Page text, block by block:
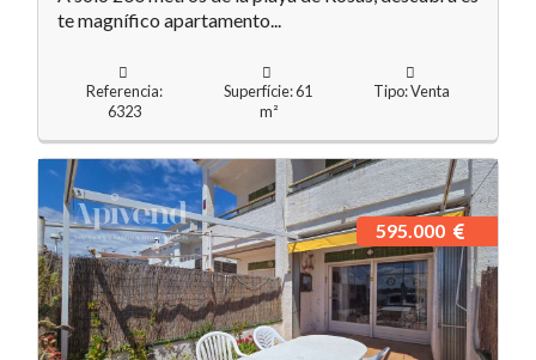
te magnífico apartamento...
Referencia:
6323
Superfície: 61
m²
Tipo: Venta
595.000